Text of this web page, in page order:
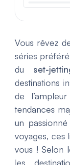
Vous rêvez
séries
du set-
destinations
de
tendances
un
voyages, ces
vous ! Selon
les